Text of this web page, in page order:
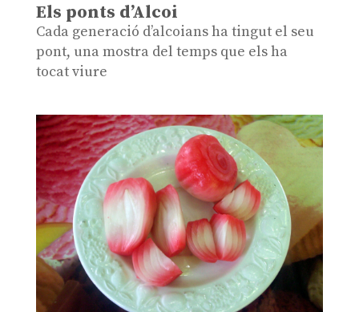
Els ponts d’Alcoi
Cada generació d’alcoians ha tingut el seu
pont, una mostra del temps que els ha
tocat viure